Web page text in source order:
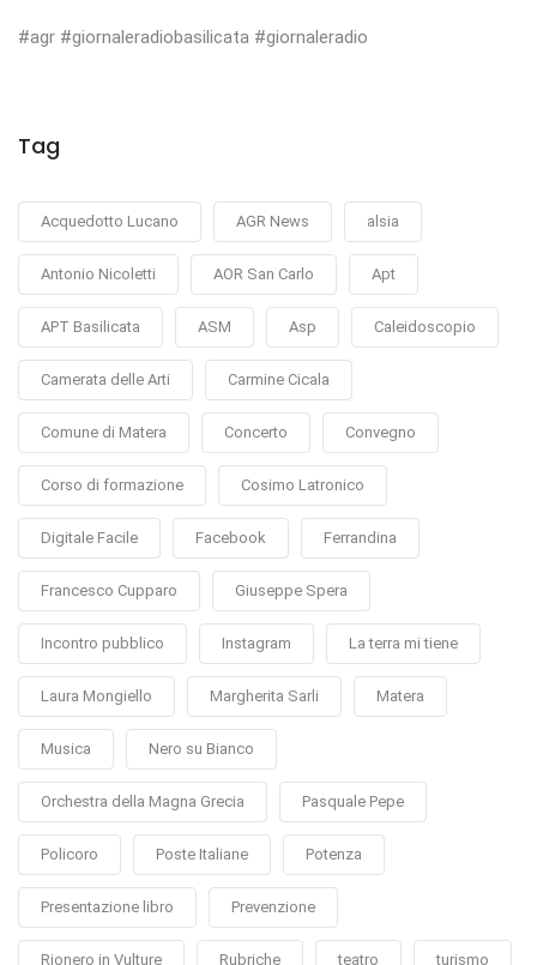
#agr #giornaleradiobasilicata #giornaleradio
Tag
Acquedotto Lucano AGR News alsia
Antonio Nicoletti AOR San Carlo Apt
APT Basilicata ASM Asp Caleidoscopio
Camerata delle Arti Carmine Cicala
Comune di Matera Concerto Convegno
Corso di formazione Cosimo Latronico
Digitale Facile Facebook Ferrandina
Francesco Cupparo Giuseppe Spera
Incontro pubblico Instagram La terra mi tiene
Laura Mongiello Margherita Sarli Matera
Musica Nero su Bianco
Orchestra della Magna Grecia Pasquale Pepe
Policoro Poste Italiane Potenza
Presentazione libro Prevenzione
Rionero in Vulture Rubriche teatro turismo